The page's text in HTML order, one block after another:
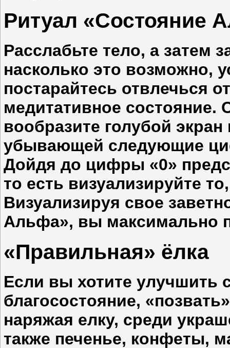
Ритуал «Состояние
Расслабьте тело, а затем
насколько это возможно,
постарайтесь отвлечься
медитативное состояние.
вообразите голубой
убывающей следующие
Дойдя до цифры «0»
то есть визуализируйте
Визуализируя свое
Альфа», вы максимально
«Правильная» ёлка
Если вы хотите улучшить
благосостояние,
наряжая елку, среди
также печенье, конфеты,